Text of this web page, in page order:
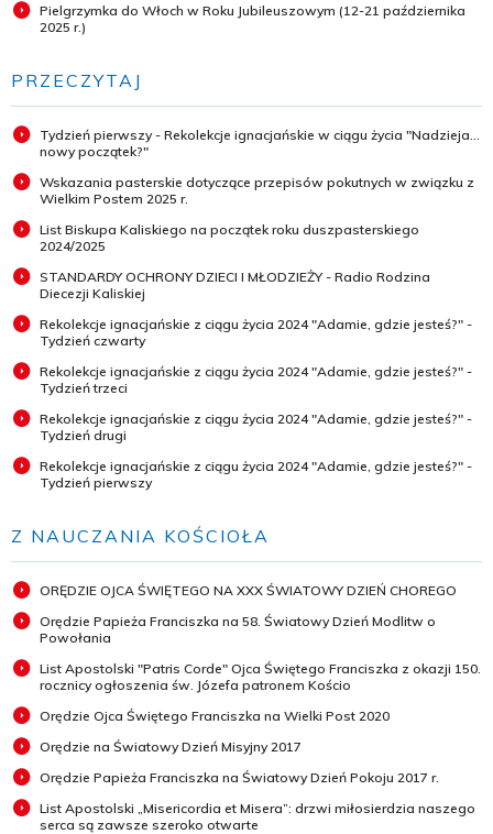
Pielgrzymka do Włoch w Roku Jubileuszowym (12-21 października
2025 r.)
PRZECZYTAJ
Tydzień pierwszy - Rekolekcje ignacjańskie w ciągu życia "Nadzieja...
nowy początek?"
Wskazania pasterskie dotyczące przepisów pokutnych w związku z
Wielkim Postem 2025 r.
List Biskupa Kaliskiego na początek roku duszpasterskiego
2024/2025
STANDARDY OCHRONY DZIECI I MŁODZIEŻY - Radio Rodzina
Diecezji Kaliskiej
Rekolekcje ignacjańskie z ciągu życia 2024 "Adamie, gdzie jesteś?" -
Tydzień czwarty
Rekolekcje ignacjańskie z ciągu życia 2024 "Adamie, gdzie jesteś?" -
Tydzień trzeci
Rekolekcje ignacjańskie z ciągu życia 2024 "Adamie, gdzie jesteś?" -
Tydzień drugi
Rekolekcje ignacjańskie z ciągu życia 2024 "Adamie, gdzie jesteś?" -
Tydzień pierwszy
Z NAUCZANIA KOŚCIOŁA
ORĘDZIE OJCA ŚWIĘTEGO NA XXX ŚWIATOWY DZIEŃ CHOREGO
Orędzie Papieża Franciszka na 58. Światowy Dzień Modlitw o
Powołania
List Apostolski "Patris Corde" Ojca Świętego Franciszka z okazji 150.
rocznicy ogłoszenia św. Józefa patronem Kościo
Orędzie Ojca Świętego Franciszka na Wielki Post 2020
Orędzie na Światowy Dzień Misyjny 2017
Orędzie Papieża Franciszka na Światowy Dzień Pokoju 2017 r.
List Apostolski „Misericordia et Misera”: drzwi miłosierdzia naszego
serca są zawsze szeroko otwarte